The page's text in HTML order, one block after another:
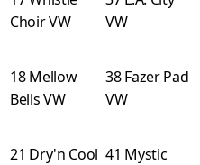
Choir VW
VW
18 Mellow
Bells VW
38 Fazer Pad
VW
21 Dry'n Cool 41 Mystic